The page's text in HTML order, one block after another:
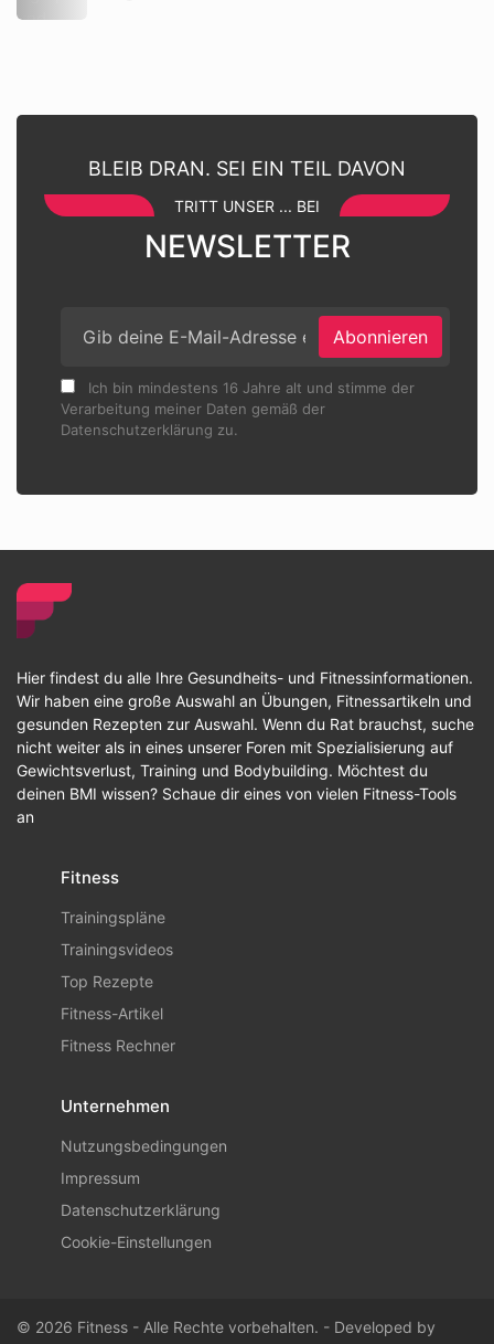
BLEIB DRAN. SEI EIN TEIL DAVON
TRITT UNSER ... BEI
NEWSLETTER
Abonnieren
Ich bin mindestens 16 Jahre alt und stimme der
Verarbeitung meiner Daten gemäß der
Datenschutzerklärung zu.
Hier findest du alle Ihre Gesundheits- und Fitnessinformationen.
Wir haben eine große Auswahl an Übungen, Fitnessartikeln und
gesunden Rezepten zur Auswahl. Wenn du Rat brauchst, suche
nicht weiter als in eines unserer Foren mit Spezialisierung auf
Gewichtsverlust, Training und Bodybuilding. Möchtest du
deinen BMI wissen? Schaue dir eines von vielen Fitness-Tools
an
Fitness
Trainingspläne
Trainingsvideos
Top Rezepte
Fitness-Artikel
Fitness Rechner
Unternehmen
Nutzungsbedingungen
Impressum
Datenschutzerklärung
Cookie-Einstellungen
© 2026 Fitness - Alle Rechte vorbehalten. - Developed by